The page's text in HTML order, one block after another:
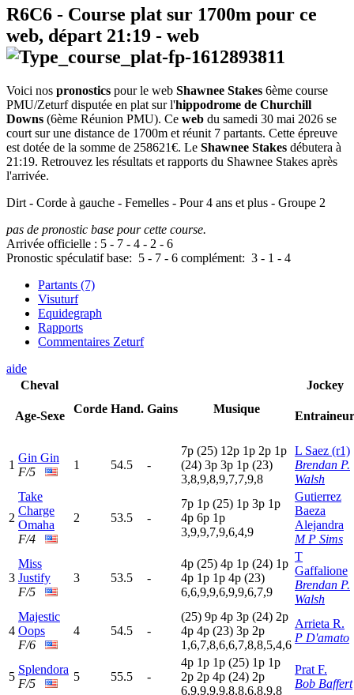
R6C6 - Course plat sur 1700m pour ce
web, départ 21:19 - web
Voici nos pronostics pour le web Shawnee Stakes 6ème course
PMU/Zeturf disputée en plat sur l'hippodrome de Churchill
Downs (6ème Réunion PMU). Ce web du samedi 30 mai 2026 se
court sur une distance de 1700m et réunit 7 partants. Cette épreuve
est dotée de la somme de 258621€. Le Shawnee Stakes débutera à
21:19. Retrouvez les résultats et rapports du Shawnee Stakes après
l'arrivée.
Dirt - Corde à gauche - Femelles - Pour 4 ans et plus - Groupe 2
pas de pronostic base pour cette course.
Arrivée officielle : 5 - 7 - 4 - 2 - 6
Pronostic spéculatif base: 5 - 7 - 6 complément: 3 - 1 - 4
Partants (7)
Visuturf
Equidegraph
Rapports
Commentaires Zeturf
aide
Cheval
Age-Sexe
Corde Hand. Gains Musique
Jockey
Entraineur
1
Gin Gin
F/5
1 54.5 -
7p (25) 12p 1p 2p 1p
(24) 3p 3p 1p (23)
3,8,9,8,9,7,7,9,8
L Saez (r1)
Brendan P.
Walsh
2
Take
Charge
Omaha
F/4
2 53.5 -
7p 1p (25) 1p 3p 1p
4p 6p 1p
3,9,9,7,9,6,4,9
Gutierrez
Baeza
Alejandra
M P Sims
3
Miss
Justify
F/5
3 53.5 -
4p (25) 4p 1p (24) 1p
4p 1p 1p 4p (23)
6,6,9,9,6,9,9,6,7,9
T
Gaffalione
Brendan P.
Walsh
4
Majestic
Oops
F/6
4 54.5 -
(25) 9p 4p 3p (24) 2p
4p 4p (23) 3p 2p
1,6,7,8,6,6,7,8,8,5,4,6
Arrieta R.
P D'amato
5
Splendora
F/5
5 55.5 -
4p 1p 1p (25) 1p 1p
2p 2p 4p (24) 2p
6,9,9,9,9,8,8,6,8,9,8
Prat F.
Bob Baffert